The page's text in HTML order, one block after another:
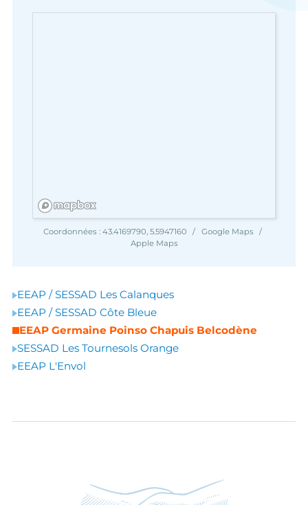
Coordonnées : 43.4169790, 5.5947160
Google Maps
Apple Maps
EEAP / SESSAD Les Calanques
EEAP / SESSAD Côte Bleue
EEAP Germaine Poinso Chapuis Belcodène
SESSAD Les Tournesols Orange
EEAP L'Envol